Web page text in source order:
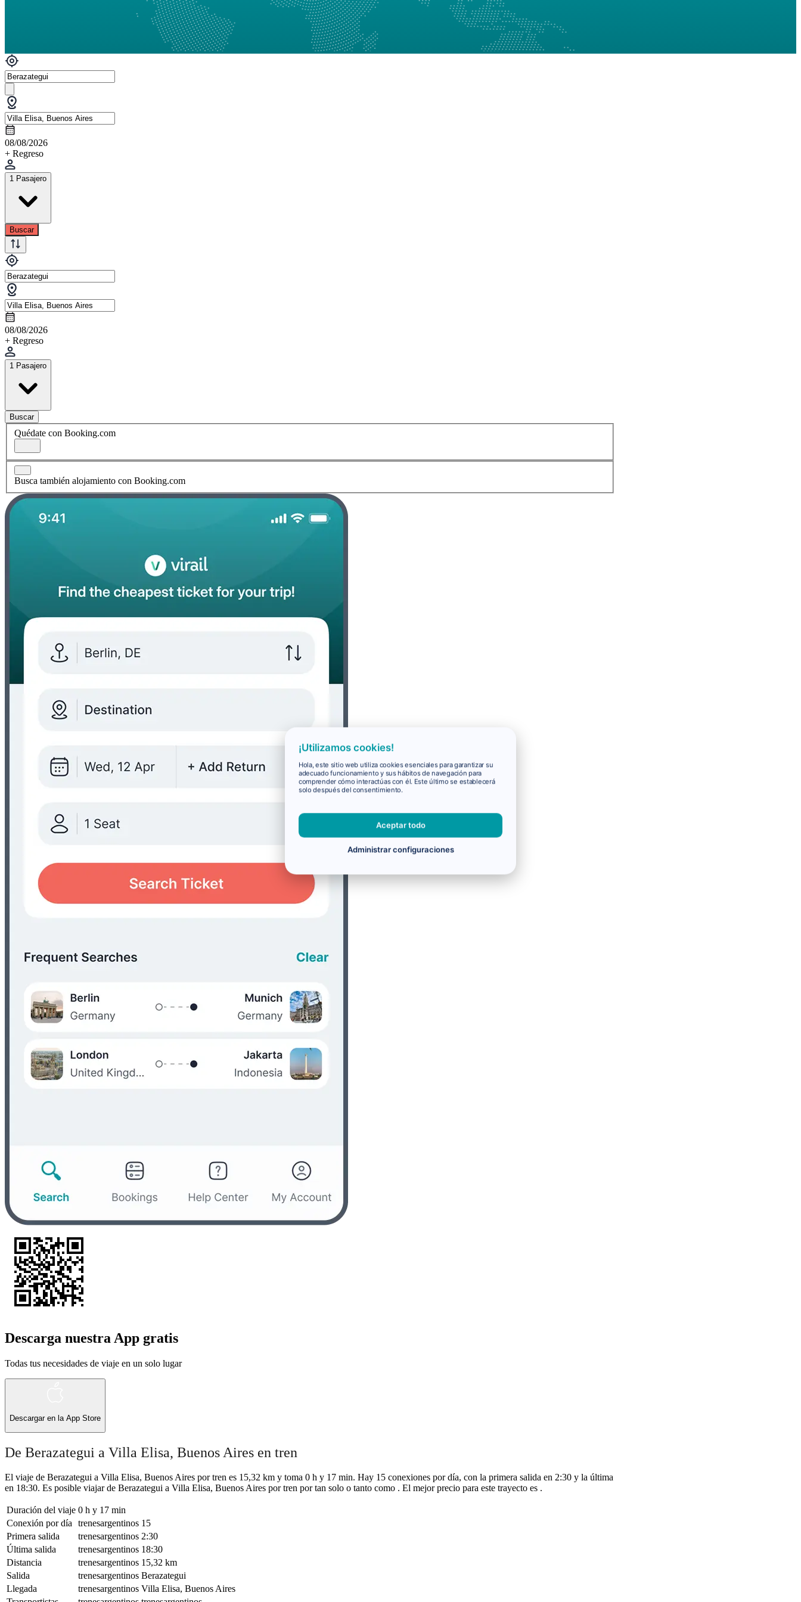
08/08/2026
+ Regreso
1 Pasajero
Buscar
08/08/2026
+ Regreso
1 Pasajero
Buscar
Quédate con Booking.com
Busca también alojamiento con Booking.com
Descarga nuestra App gratis
Todas tus necesidades de viaje en un solo lugar
Descargar en la App Store
De Berazategui a Villa Elisa, Buenos Aires en tren
El viaje de Berazategui a Villa Elisa, Buenos Aires por tren es 15,32 km y toma 0 h y 17 min. Hay 15 conexiones por día, con la primera salida en 2:30 y la última
en 18:30. Es posible viajar de Berazategui a Villa Elisa, Buenos Aires por tren por tan solo o tanto como . El mejor precio para este trayecto es .
Duración del viaje 0 h y 17 min
Conexión por día trenesargentinos 15
Primera salida
trenesargentinos 2:30
Última salida
trenesargentinos 18:30
Distancia
trenesargentinos 15,32 km
Salida
trenesargentinos Berazategui
Llegada
trenesargentinos Villa Elisa, Buenos Aires
¡Utilizamos cookies!
Hola, este sitio web utiliza cookies esenciales para garantizar su
adecuado funcionamiento y sus hábitos de navegación para
comprender cómo interactúas con él. Este último se establecerá
solo después del consentimiento.
Aceptar todo
Administrar configuraciones